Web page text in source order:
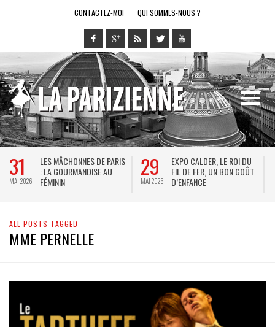
CONTACTEZ-MOI QUI SOMMES-NOUS ?
31
MAI 2026
LES MÂCHONNES DE PARIS
: LA GOURMANDISE AU
FÉMININ
29
MAI 2026
EXPO CALDER, LE ROI DU
FIL DE FER, UN BON GOÛT
D’ENFANCE
ALL POSTS TAGGED
MME PERNELLE